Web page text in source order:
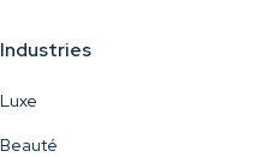
Industries
Luxe
Beauté